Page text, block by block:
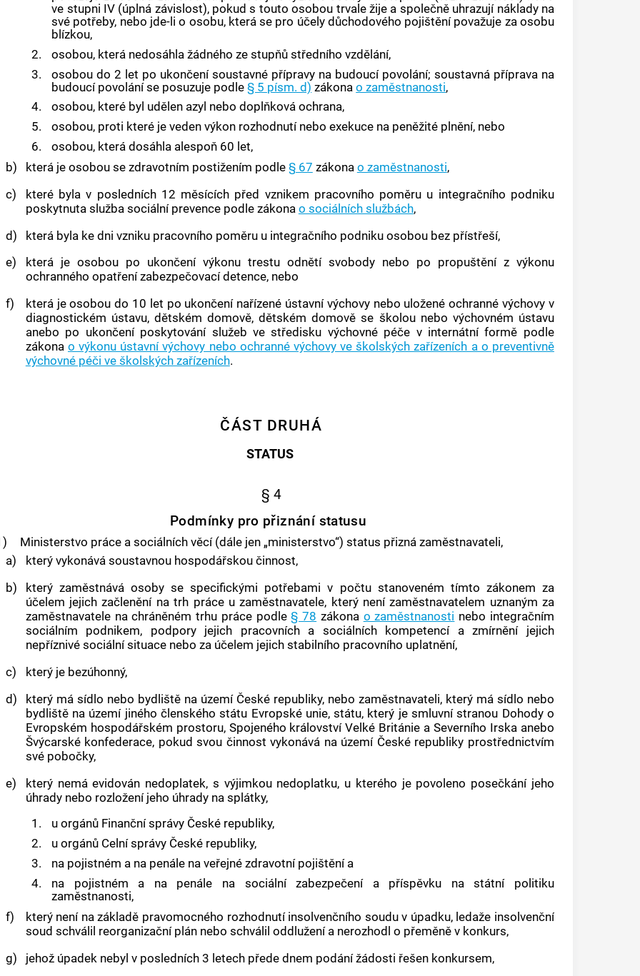
ve stupni IV (úplná závislost), pokud s touto osobou trvale žije a společně uhrazují náklady na
své potřeby, nebo jde-li o osobu, která se pro účely důchodového pojištění považuje za osobu
blízkou,
2.
osobou, která nedosáhla žádného ze stupňů středního vzdělání,
3.
osobou do 2 let po ukončení soustavné přípravy na budoucí povolání; soustavná příprava na
budoucí povolání se posuzuje podle§ 5 písm. d) zákonao zaměstnanosti,
4.
osobou, které byl udělen azyl nebo doplňková ochrana,
5.
osobou, proti které je veden výkon rozhodnutí neboexekuce na peněžité plnění, nebo
6.
osobou, která dosáhla alespoň 60 let,
b)
která je osobou se zdravotním postižením podle § 67 zákona o zaměstnanosti,
c)
které byla v posledních 12 měsících před vznikem pracovního poměru u integračního podniku
poskytnuta služba sociální prevence podle zákona o sociálních službách,
d)
která byla ke dni vzniku pracovního poměru u integračního podniku osobou bez přístřeší,
e)
která je osobou po ukončení výkonu trestu odnětí svobody nebo po propuštění z výkonu
ochranného opatření zabezpečovací detence, nebo
f)
která je osobou do 10 let po ukončení nařízené ústavní výchovy nebo uložené ochranné výchovy v
diagnostickém ústavu, dětském domově, dětském domově se školou nebo výchovném ústavu
anebo po ukončení poskytování služeb ve středisku výchovné péče v internátní formě podle
zákona o výkonu ústavní výchovy nebo ochranné výchovy ve školských zařízeních a o preventivně
výchovné péči ve školských zařízeních.
ČÁST DRUHÁ
STATUS
§ 4
Podmínky pro přiznání statusu
Ministerstvo práce a sociálních věcí (dále jen „ministerstvo“) status přizná zaměstnavateli,
a)
který vykonává soustavnou hospodářskou činnost,
b)
který zaměstnává osoby se specifickými potřebami v počtu stanoveném tímto zákonem za
účelem jejich začlenění na trh práce u zaměstnavatele, který není zaměstnavatelem uznaným za
zaměstnavatele na chráněném trhu práce podle§ 78 zákona o zaměstnanosti nebo integračním
sociálním podnikem, podpory jejich pracovních a sociálních kompetencí a zmírnění jejich
nepříznivé sociální situace nebo za účelem jejich stabilního pracovního uplatnění,
c)
který je bezúhonný,
d)
který má sídlo nebo bydliště na území České republiky, nebo zaměstnavateli, který má sídlo nebo
bydliště na území jiného členského státu Evropské unie, státu, který je smluvní stranou Dohody o
Evropském hospodářském prostoru, Spojeného království Velké Británie a Severního Irska anebo
Švýcarské konfederace, pokud svou činnost vykonává na území České republiky prostřednictvím
své pobočky,
e)
který nemá evidován nedoplatek, s výjimkou nedoplatku, u kterého je povoleno posečkání jeho
úhrady nebo rozložení jeho úhrady na splátky,
1.
u orgánů Finanční správy České republiky,
2.
u orgánů Celní správy České republiky,
3.
na pojistném a na penále na veřejné zdravotní pojištění a
4.
na pojistném a na penále na sociální zabezpečení a příspěvku na státní politiku
zaměstnanosti,
f)
který není na základě pravomocného rozhodnutí insolvenčního souduv úpadku, ledaže insolvenční
soud schválil reorganizační plán nebo schválil oddlužení a nerozhodl o přeměně v konkurs,
g)
jehož úpadek nebyl v posledních 3 letech přede dnem podání žádosti řešen konkursem,